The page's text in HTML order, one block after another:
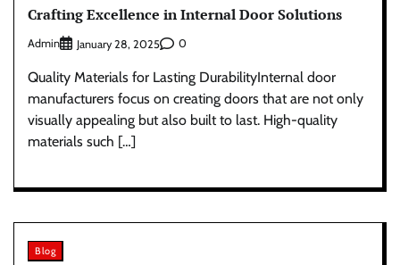
Crafting Excellence in Internal Door Solutions
Admin January 28, 2025 0
Quality Materials for Lasting DurabilityInternal door
manufacturers focus on creating doors that are not only
visually appealing but also built to last. High-quality
materials such […]
Blog